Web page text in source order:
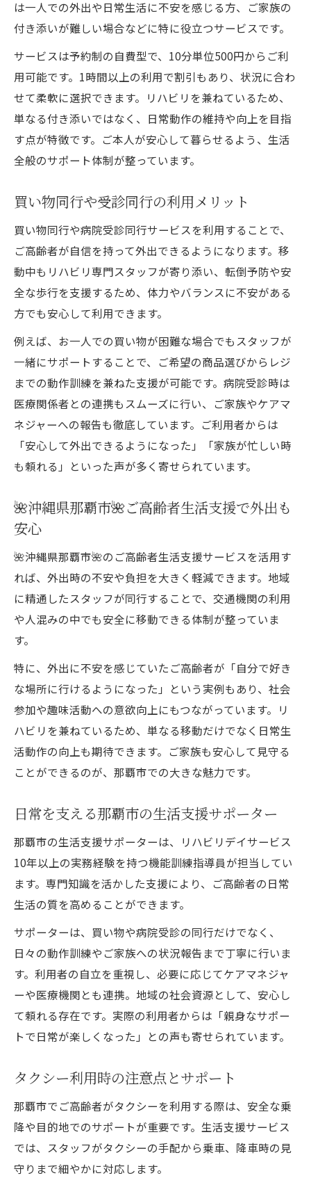
は一人での外出や日常生活に不安を感じる方、ご家族の
付き添いが難しい場合などに特に役立つサービスです。
サービスは予約制の自費型で、10分単位500円からご利
用可能です。1時間以上の利用で割引もあり、状況に合わ
せて柔軟に選択できます。リハビリを兼ねているため、
単なる付き添いではなく、日常動作の維持や向上を目指
す点が特徴です。ご本人が安心して暮らせるよう、生活
全般のサポート体制が整っています。
買い物同行や受診同行の利用メリット
買い物同行や病院受診同行サービスを利用することで、
ご高齢者が自信を持って外出できるようになります。移
動中もリハビリ専門スタッフが寄り添い、転倒予防や安
全な歩行を支援するため、体力やバランスに不安がある
方でも安心して利用できます。
例えば、お一人での買い物が困難な場合でもスタッフが
一緒にサポートすることで、ご希望の商品選びからレジ
までの動作訓練を兼ねた支援が可能です。病院受診時は
医療関係者との連携もスムーズに行い、ご家族やケアマ
ネジャーへの報告も徹底しています。ご利用者からは
「安心して外出できるようになった」「家族が忙しい時
も頼れる」といった声が多く寄せられています。
🌺沖縄県那覇市🌺ご高齢者生活支援で外出も
安心
🌺沖縄県那覇市🌺のご高齢者生活支援サービスを活用す
れば、外出時の不安や負担を大きく軽減できます。地域
に精通したスタッフが同行することで、交通機関の利用
や人混みの中でも安全に移動できる体制が整っていま
す。
特に、外出に不安を感じていたご高齢者が「自分で好き
な場所に行けるようになった」という実例もあり、社会
参加や趣味活動への意欲向上にもつながっています。リ
ハビリを兼ねているため、単なる移動だけでなく日常生
活動作の向上も期待できます。ご家族も安心して見守る
ことができるのが、那覇市での大きな魅力です。
日常を支える那覇市の生活支援サポーター
那覇市の生活支援サポーターは、リハビリデイサービス
10年以上の実務経験を持つ機能訓練指導員が担当してい
ます。専門知識を活かした支援により、ご高齢者の日常
生活の質を高めることができます。
サポーターは、買い物や病院受診の同行だけでなく、
日々の動作訓練やご家族への状況報告まで丁寧に行いま
す。利用者の自立を重視し、必要に応じてケアマネジャ
ーや医療機関とも連携。地域の社会資源として、安心し
て頼れる存在です。実際の利用者からは「親身なサポー
トで日常が楽しくなった」との声も寄せられています。
タクシー利用時の注意点とサポート
那覇市でご高齢者がタクシーを利用する際は、安全な乗
降や目的地でのサポートが重要です。生活支援サービス
では、スタッフがタクシーの手配から乗車、降車時の見
守りまで細やかに対応します。